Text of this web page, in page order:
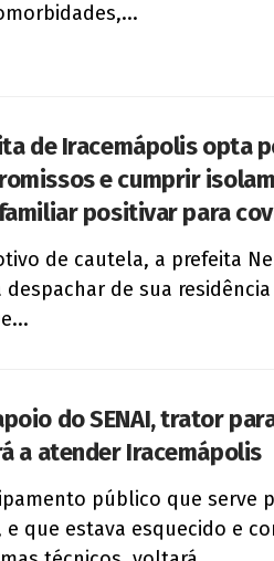
de Iracemápolis opta
e cumprir
positivar para
de cautela, a prefeita
despachar de sua
do SENAI, trator
a atender Iracemápolis
público que serve
e que estava esquecido e